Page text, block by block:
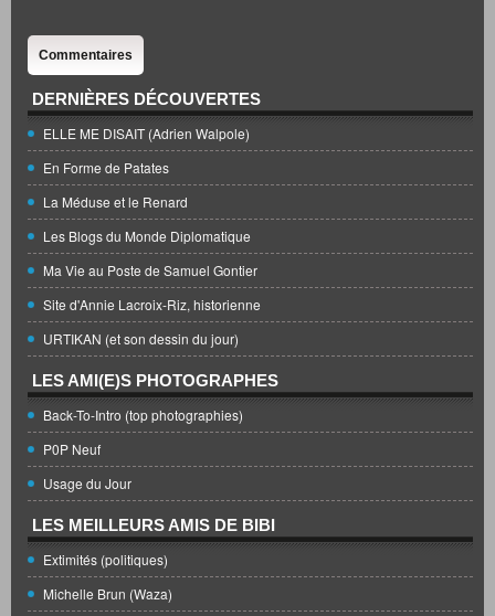
Commentaires
DERNIÈRES DÉCOUVERTES
ELLE ME DISAIT (Adrien Walpole)
En Forme de Patates
La Méduse et le Renard
Les Blogs du Monde Diplomatique
Ma Vie au Poste de Samuel Gontier
Site d'Annie Lacroix-Riz, historienne
URTIKAN (et son dessin du jour)
LES AMI(E)S PHOTOGRAPHES
Back-To-Intro (top photographies)
P0P Neuf
Usage du Jour
LES MEILLEURS AMIS DE BIBI
Extimités (politiques)
Michelle Brun (Waza)